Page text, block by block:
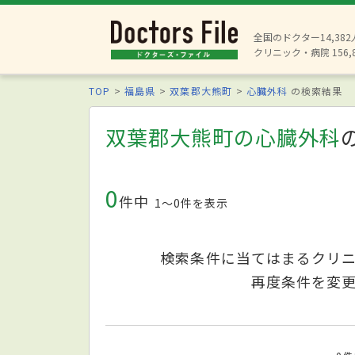
全国のドクター14,382
クリニック・病院
TOP 福島県 双葉郡大熊町 心臓外科 の検索結果
双葉郡大熊町の心臓外科
0件中 1〜0件を表示
検索条件に当てはまるクリ
再度条件を変